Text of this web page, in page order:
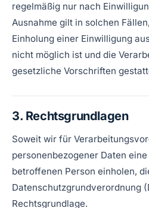
regelmäßig nur nach
Ausnahme gilt in solchen
Einholung einer Einwilligung
nicht möglich ist und die
gesetzliche Vorschriften
3. Rechtsgrundlagen
Soweit wir für
personenbezogener Daten
betroffenen Person einholen,
Datenschutzgrundverordnung
Rechtsgrundlage.